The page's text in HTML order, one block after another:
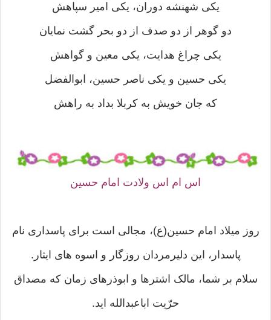
یکی شهنشه دوران، یکی امیر سپاهش
دو گوهر از دو صدف از دو بحر گشت نمایان
یکی چراغ هدایت، یکی معین و گواهش
یکی حسین و یکی ناصر حسین، ابوالفضل
که جان خویش به کربلا بداد به راهش
اس ام اس ولادت امام حسین
روز میلاد امام حسین(ع)، مجالی است برای پاسداری نام
پاسدار، این دلیرمردان روزگار و اسوه های ایثار.
سلام بر شما، مالک اشترها و ابوذرهای زمان که مصداق
حرّیت اباعبدالله اید.